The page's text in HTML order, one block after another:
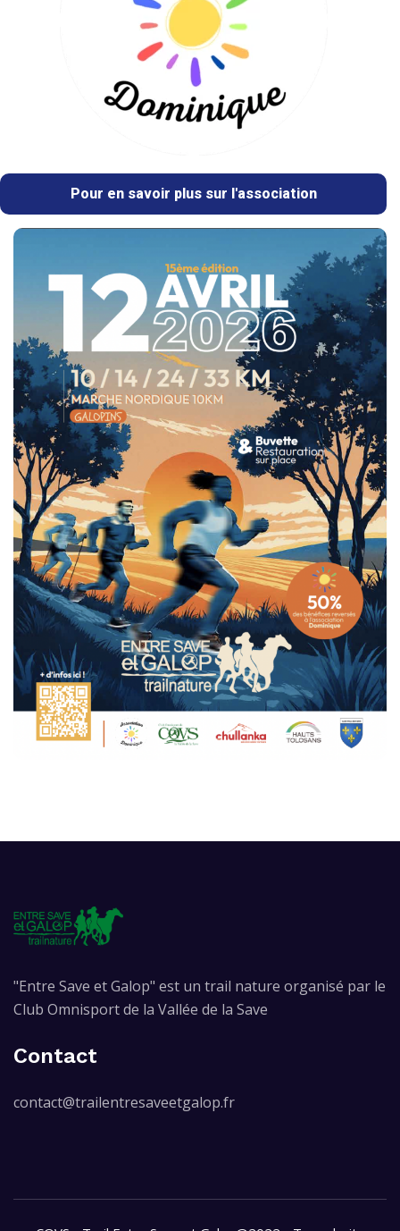
Pour en savoir plus sur l'association
"Entre Save et Galop" est un trail nature organisé par le
Club Omnisport de la Vallée de la Save
Contact
contact@trailentresaveetgalop.fr